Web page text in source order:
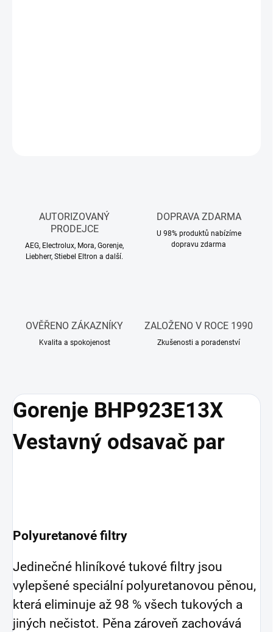
AUTORIZOVANÝ
PRODEJCE
AEG, Electrolux, Mora, Gorenje,
Liebherr, Stiebel Eltron a další.
DOPRAVA ZDARMA
U 98% produktů nabízíme
dopravu zdarma
OVĚŘENO ZÁKAZNÍKY
Kvalita a spokojenost
ZALOŽENO V ROCE 1990
Zkušenosti a poradenství
Gorenje BHP923E13X
Vestavný odsavač par
Polyuretanové filtry
Jedinečné hliníkové tukové filtry jsou
vylepšené speciální polyuretanovou pěnou,
která eliminuje až 98 % všech tukových a
jiných nečistot. Pěna zároveň zachovává